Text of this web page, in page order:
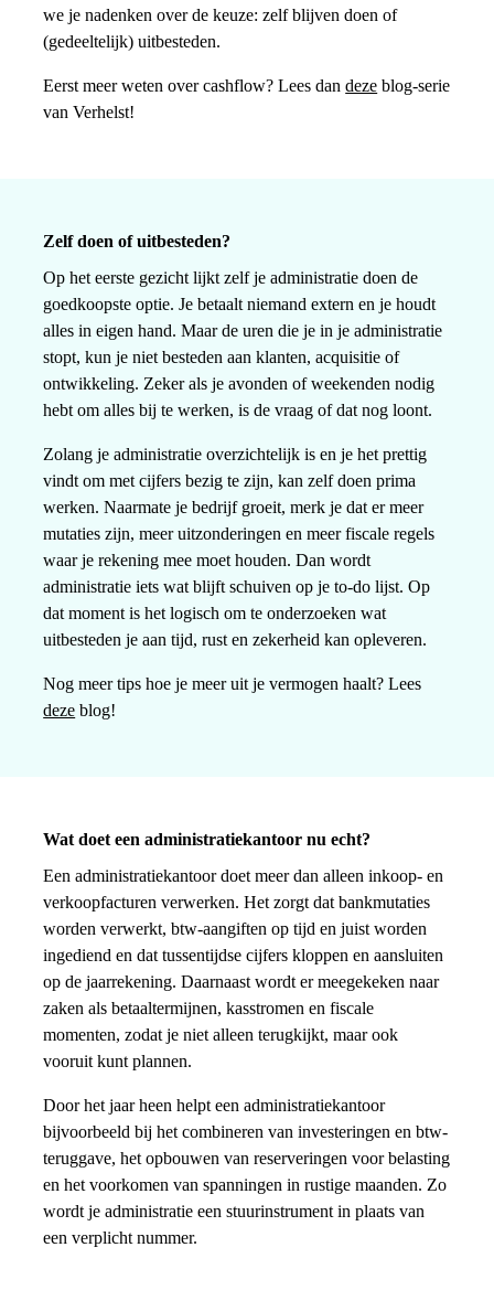
we je nadenken over de keuze: zelf blijven doen of
(gedeeltelijk) uitbesteden.
Eerst meer weten over cashflow? Lees dandeze blog-serie
van Verhelst!
Zelf doen of uitbesteden?
Op het eerste gezicht lijkt zelf je administratie doen de
goedkoopste optie. Je betaalt niemand extern en je houdt
alles in eigen hand. Maar de uren die je in je administratie
stopt, kun je niet besteden aan klanten, acquisitie of
ontwikkeling. Zeker als je avonden of weekenden nodig
hebt om alles bij te werken, is de vraag of dat nog loont.
Zolang je administratie overzichtelijk is en je het prettig
vindt om met cijfers bezig te zijn, kan zelf doen prima
werken. Naarmate je bedrijf groeit, merk je dat er meer
mutaties zijn, meer uitzonderingen en meer fiscale regels
waar je rekening mee moet houden. Dan wordt
administratie iets wat blijft schuiven op je to-do lijst. Op
dat moment is het logisch om te onderzoeken wat
uitbesteden je aan tijd, rust en zekerheid kan opleveren.
Nog meer tips hoe je meer uit je vermogen haalt? Lees
deze blog!
Wat doet een administratiekantoor nu echt?
Een administratiekantoor doet meer dan alleen inkoop- en
verkoopfacturen verwerken. Het zorgt dat bankmutaties
worden verwerkt, btw-aangiften op tijd en juist worden
ingediend en dat tussentijdse cijfers kloppen en aansluiten
op de jaarrekening. Daarnaast wordt er meegekeken naar
zaken als betaaltermijnen, kasstromen en fiscale
momenten, zodat je niet alleen terugkijkt, maar ook
vooruit kunt plannen.
Door het jaar heen helpt een administratiekantoor
bijvoorbeeld bij het combineren van investeringen en btw-
teruggave, het opbouwen van reserveringen voor belasting
en het voorkomen van spanningen in rustige maanden. Zo
wordt je administratie een stuurinstrument in plaats van
een verplicht nummer.